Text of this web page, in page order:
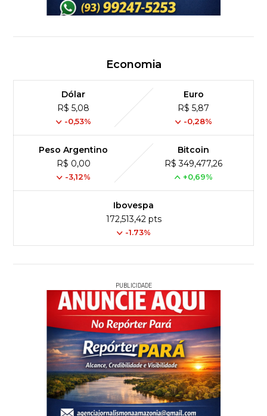
Economia
Dólar
R$ 5,08
-0,53%
Euro
R$ 5,87
-0,28%
Peso Argentino
R$ 0,00
-3,12%
Bitcoin
R$ 349,477,26
+0,69%
Ibovespa
172,513,42 pts
-1.73%
PUBLICIDADE